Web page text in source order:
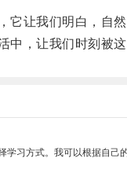
让我们明白，自然
，让我们时刻被这
习方式。我可以根据自己